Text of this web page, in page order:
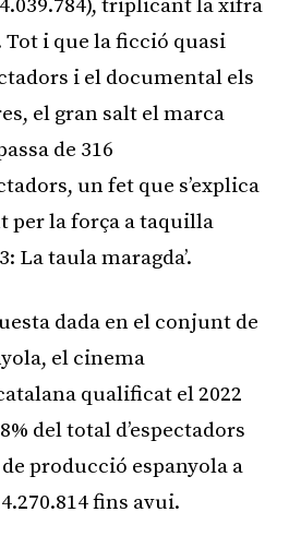
triplicant la xifra
Tot i que la ficció quasi
i el documental els
el gran salt el marca
de 316
un fet que s’explica
per la força a taquilla
La taula maragda’.
dada en el conjunt de
el cinema
qualificat el 2022
del total d’espectadors
de producció espanyola a
fins avui.